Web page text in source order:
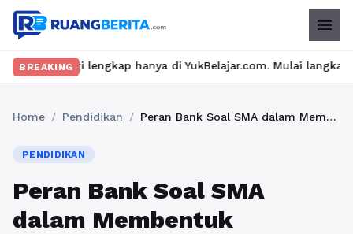
menu
BREAKINGhanya di YukBelajar.com. Mulai langkah suksesmu
Home / Pendidikan / Peran Bank Soal SMA dalam Membentuk Kemandirian Belajar Siswa Sekolah Menengah
PENDIDIKAN
Peran Bank Soal SMA
dalam Membentuk